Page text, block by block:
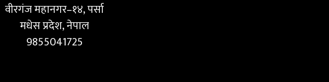
वीरगंज महानगर–१४, पर्सा
मधेस प्रदेश, नेपाल
9855041725